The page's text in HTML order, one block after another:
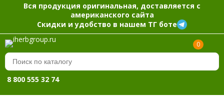
Вся продукция оригинальная, доставляется с
американского сайта
Скидки и удобство в нашем ТГ боте
0
8 800 555 32 74